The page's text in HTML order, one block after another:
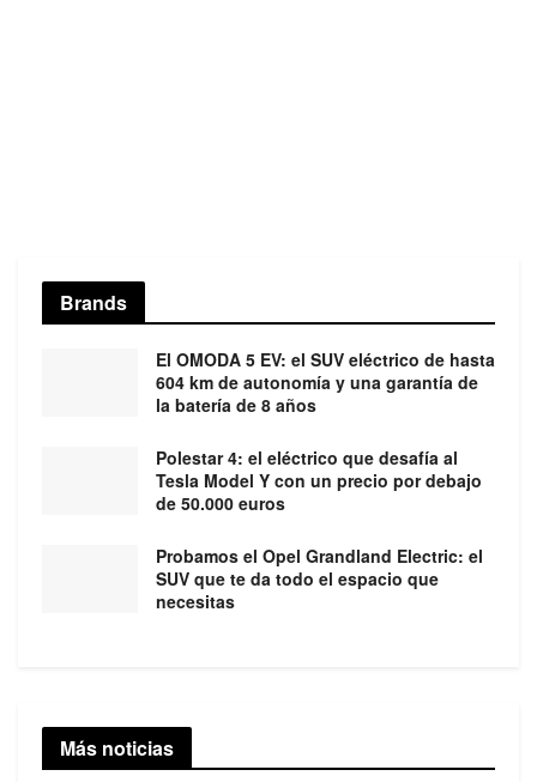
Brands
El OMODA 5 EV: el SUV eléctrico de hasta
604 km de autonomía y una garantía de
la batería de 8 años
Polestar 4: el eléctrico que desafía al
Tesla Model Y con un precio por debajo
de 50.000 euros
Probamos el Opel Grandland Electric: el
SUV que te da todo el espacio que
necesitas
Más noticias